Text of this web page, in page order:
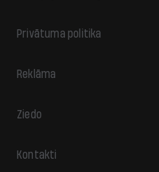
Privātuma politika
Reklāma
Ziedo
Kontakti